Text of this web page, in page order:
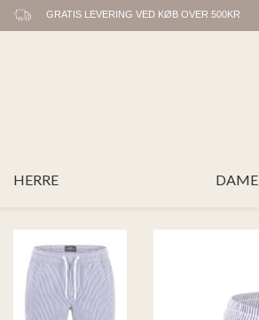
GRATIS LEVERING VED KØB OVER 500KR
HERRE DAME